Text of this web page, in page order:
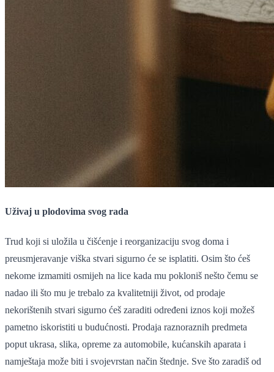
Uživaj u plodovima svog rada
Trud koji si uložila u čišćenje i reorganizaciju svog doma i
preusmjeravanje viška stvari sigurno će se isplatiti. Osim što ćeš
nekome izmamiti osmijeh na lice kada mu pokloniš nešto čemu se
nadao ili što mu je trebalo za kvalitetniji život, od prodaje
nekorištenih stvari sigurno ćeš zaraditi određeni iznos koji možeš
pametno iskoristiti u budućnosti. Prodaja raznoraznih predmeta
poput ukrasa, slika, opreme za automobile, kućanskih aparata i
namještaja može biti i svojevrstan način štednje. Sve što zaradiš od